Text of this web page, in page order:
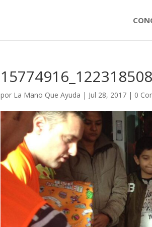
por La Mano Que Ayuda | Jul 28, 2017| 0